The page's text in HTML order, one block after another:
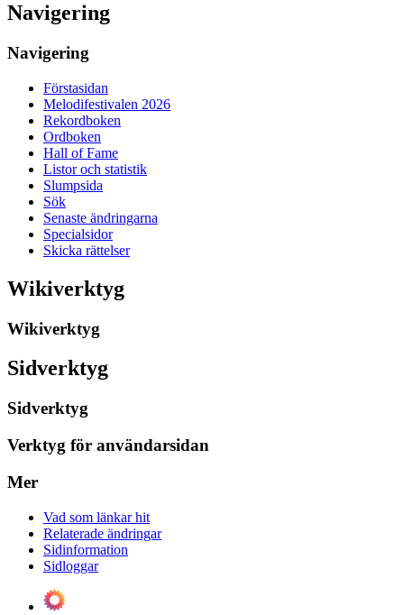
Navigering
Navigering
Förstasidan
Melodifestivalen 2026
Rekordboken
Ordboken
Hall of Fame
Listor och statistik
Slumpsida
Sök
Senaste ändringarna
Specialsidor
Skicka rättelser
Wikiverktyg
Wikiverktyg
Sidverktyg
Sidverktyg
Verktyg för användarsidan
Mer
Vad som länkar hit
Relaterade ändringar
Sidinformation
Sidloggar